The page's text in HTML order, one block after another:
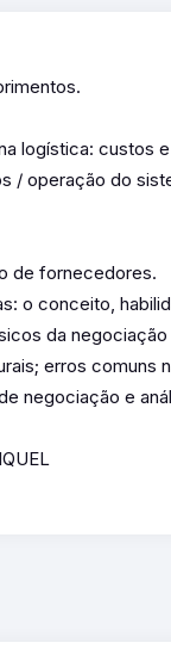
logística: custos
/ operação do
de fornecedores.
o conceito,
da
erros comuns
negociação e